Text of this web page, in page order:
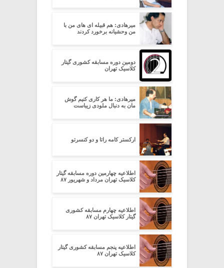
میرهادی: هم قبیله ای های من با
من وحشیانه برخورد کردند
دومین دوره مسابقه کشوری گیتار
کلاسیک تهران
میرهادی: ما هر کاری کنیم گوش
مان به دنبال ملودی زیباست
ارکستر کامه راتا و دو کنسرتو
اطلاعیه چهارمین دوره مسابقه گیتار
کلاسیک تهران مرداد و شهریور ۸۷
اطلاعیه چهارم مسابقه کشوری
گیتار کلاسیک تهران ۸۷
اطلاعیه پنجم مسابقه کشوری گیتار
کلاسیک تهران ۸۷